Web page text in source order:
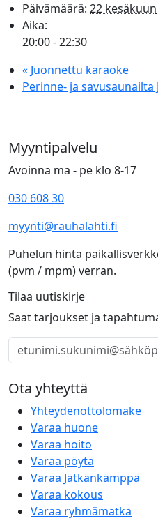
Päivämäärä: 22 kesäkuun
Aika:
20:00 - 22:30
« Juonnettu karaoke
Perinne- ja savusaunailta
Myyntipalvelu
Avoinna ma - pe klo 8-17
030 608 30
myynti@rauhalahti.fi
Puhelun hinta
(pvm / mpm) verran.
Tilaa uutiskirje
Saat tarjoukset ja
Ota yhteyttä
Yhteydenottolomake
Varaa huone
Varaa hoito
Varaa pöytä
Varaa Jätkänkämppä
Varaa kokous
Varaa ryhmämatka